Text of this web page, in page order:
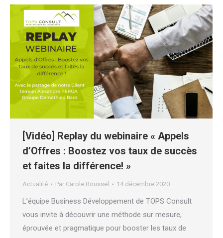
[Vidéo] Replay du webinaire « Appels
d’Offres : Boostez vos taux de succès
et faites la différence! »
Actualité Par Carole Roussel 14 décembre 2020
L’équipe Business Développement de TOPS Consult
vous invite à découvrir une méthode sur mesure,
éprouvée et pragmatique pour booster les taux de